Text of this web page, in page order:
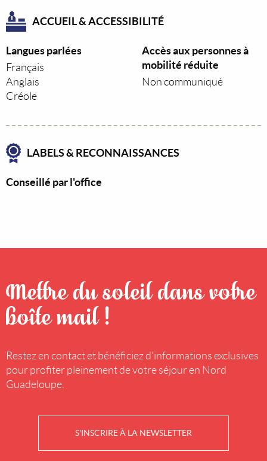
ACCUEIL & ACCESSIBILITÉ
Langues parlées
Français
Anglais
Créole
Accès aux personnes à
mobilité réduite
Non communiqué
LABELS & RECONNAISSANCES
Conseillé par l'office
Mettre du soleil dans votre
boîte mail !
Restez en contact et bénéficiez d'informations exclusives
pour profiter pleinement de votre séjour en Nord
Guadeloupe.
S'INSCRIRE À LA NEWSLETTER